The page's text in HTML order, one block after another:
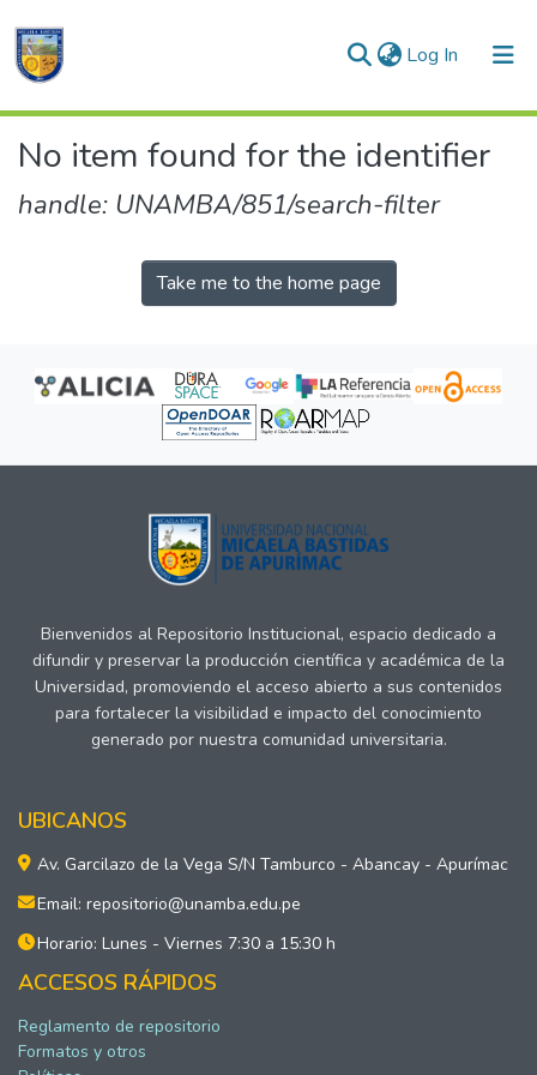
Log In (current)
Communities & Collections
No item found for the identifier
handle: UNAMBA/851/search-filter
Take me to the home page
Bienvenidos al Repositorio Institucional, espacio dedicado a
difundir y preservar la producción científica y académica de la
Universidad, promoviendo el acceso abierto a sus contenidos
para fortalecer la visibilidad e impacto del conocimiento
generado por nuestra comunidad universitaria.
UBICANOS
Av. Garcilazo de la Vega S/N Tamburco - Abancay - Apurímac
Email: repositorio@unamba.edu.pe
Horario: Lunes - Viernes 7:30 a 15:30 h
ACCESOS RÁPIDOS
Reglamento de repositorio
Formatos y otros